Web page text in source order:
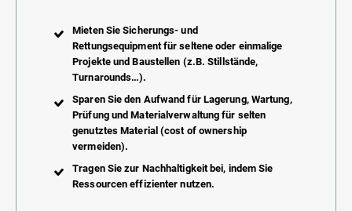
Mieten Sie Sicherungs- und
Rettungsequipment für seltene oder einmalige
Projekte und Baustellen (z.B. Stillstände,
Turnarounds…).
Sparen Sie den Aufwand für Lagerung, Wartung,
Prüfung und Materialverwaltung für selten
genutztes Material (cost of ownership
vermeiden).
Tragen Sie zur Nachhaltigkeit bei, indem Sie
Ressourcen effizienter nutzen.